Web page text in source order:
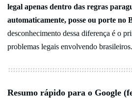
legal apenas dentro das regras
automaticamente, posse ou porte no
desconhecimento dessa diferença é o
problemas legais envolvendo brasileiros.
Resumo rápido para o Google